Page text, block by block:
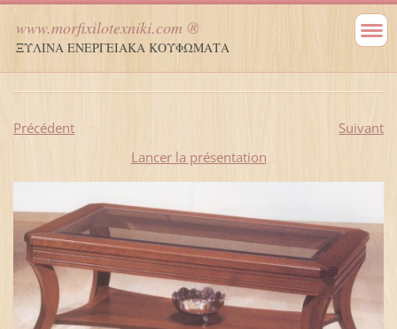
www.morfixilotexniki.com ®
ΞΥΛΙΝΑ ΕΝΕΡΓΕΙΑΚΑ ΚΟΥΦΩΜΑΤΑ
Précédent
Suivant
Lancer la présentation